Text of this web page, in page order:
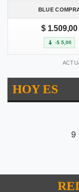
BLUE
$ 1.509,00
-$ 5,00
HOY ES
9